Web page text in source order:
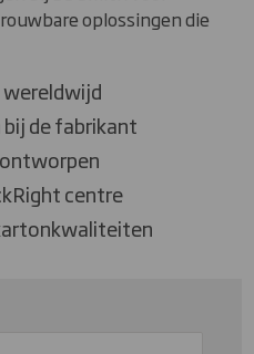
oplossingen die
wereldwijd
de fabrikant
centre